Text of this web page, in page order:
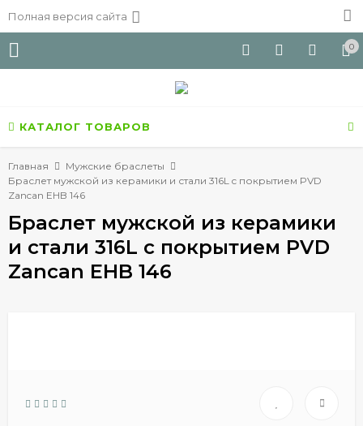
Полная версия сайта
0
КАТАЛОГ ТОВАРОВ
Главная
Мужские браслеты
Браслет мужской из керамики и стали 316L c покрытием PVD
Zancan EHB 146
Браслет мужской из керамики
и стали 316L c покрытием PVD
Zancan EHB 146